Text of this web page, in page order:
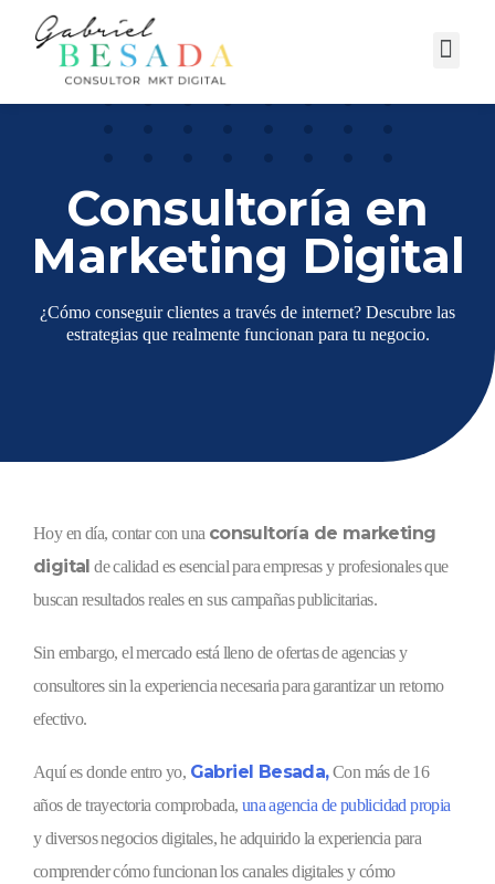
Consultoría en
Marketing Digital
¿Cómo conseguir clientes a través de internet? Descubre las
estrategias que realmente funcionan para tu negocio.
Hoy en día, contar con una consultoría de marketing
digital de calidad es esencial para empresas y profesionales que
buscan resultados reales en sus campañas publicitarias.
Sin embargo, el mercado está lleno de ofertas de agencias y
consultores sin la experiencia necesaria para garantizar un retorno
efectivo.
Aquí es donde entro yo, Gabriel Besada,Con más de 16
años de trayectoria comprobada, una agencia de publicidad propia
y diversos negocios digitales, he adquirido la experiencia para
comprender cómo funcionan los canales digitales y cómo